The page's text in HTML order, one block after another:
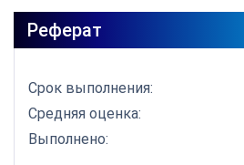
Реферат
Срок выполнения:
Средняя оценка:
Выполнено: